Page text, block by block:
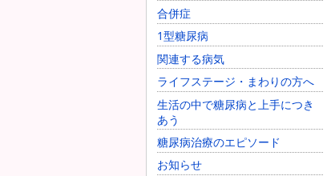
合併症
1型糖尿病
関連する病気
ライフステージ・まわりの方へ
生活の中で糖尿病と上手につき
あう
糖尿病治療のエピソード
お知らせ